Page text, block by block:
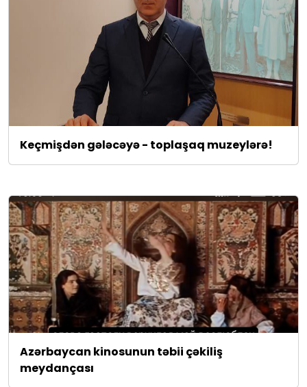
Keçmişdən gələcəyə - toplaşaq muzeylərə!
Azərbaycan kinosunun təbii çəkiliş
meydançası